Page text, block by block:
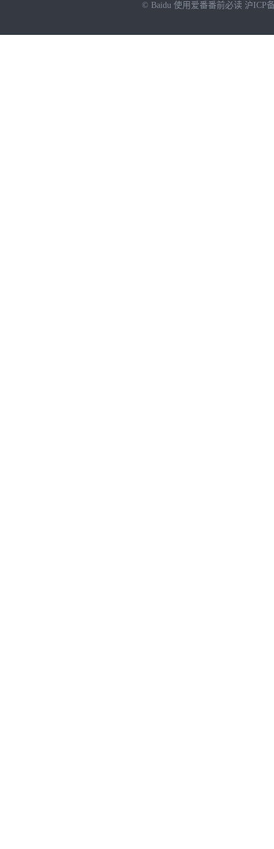
© Baidu 使用爱番番前必读 沪ICP